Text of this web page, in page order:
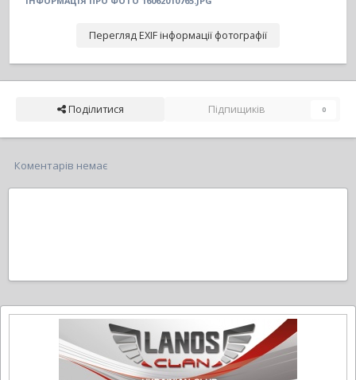
Перегляд EXIF інформації фотографії
Поділитися Підпищиків 0
Коментарів немає